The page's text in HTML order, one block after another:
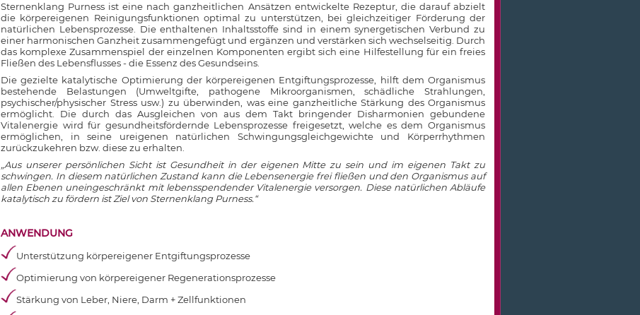
Sternenklang Purness ist eine nach ganzheitlichen Ansätzen entwickelte Rezeptur, die darauf abzielt
die körpereigenen Reinigungsfunktionen optimal zu unterstützen, bei gleichzeitiger Förderung der
natürlichen Lebensprozesse. Die enthaltenen Inhaltsstoffe sind in einem synergetischen Verbund zu
einer harmonischen Ganzheit zusammengefügt und ergänzen und verstärken sich wechselseitig. Durch
das komplexe Zusammenspiel der einzelnen Komponenten ergibt sich eine Hilfestellung für ein freies
Fließen des Lebensflusses - die Essenz des Gesundseins.
Die gezielte katalytische Optimierung der körpereigenen Entgiftungsprozesse, hilft dem Organismus
bestehende Belastungen (Umweltgifte, pathogene Mikroorganismen, schädliche Strahlungen,
psychischer/physischer Stress usw.) zu überwinden, was eine ganzheitliche Stärkung des Organismus
ermöglicht. Die durch das Ausgleichen von aus dem Takt bringender Disharmonien gebundene
Vitalenergie wird für gesundheitsfördernde Lebensprozesse freigesetzt, welche es dem Organismus
ermöglichen, in seine ureigenen natürlichen Schwingungsgleichgewichte und Körperrhythmen
zurückzukehren bzw. diese zu erhalten.
„Aus unserer persönlichen Sicht ist Gesundheit in der eigenen Mitte zu sein und im eigenen Takt zu
schwingen. In diesem natürlichen Zustand kann die Lebensenergie frei fließen und den Organismus auf
allen Ebenen uneingeschränkt mit lebensspendender Vitalenergie versorgen. Diese natürlichen Abläufe
katalytisch zu fördern ist Ziel von Sternenklang Purness.“
ANWENDUNG
Unterstützung körpereigener Entgiftungsprozesse
Optimierung von körpereigener Regenerationsprozesse
Stärkung von Leber, Niere, Darm + Zellfunktionen